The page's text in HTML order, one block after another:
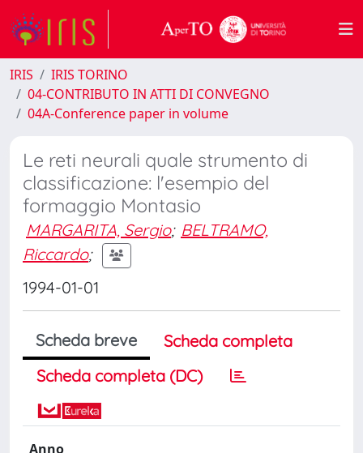
IRIS
IRIS TORINO
04-CONTRIBUTO IN ATTI DI CONVEGNO
04A-Conference paper in volume
Le reti neurali quale strumento di
classificazione: l'esempio del
formaggio Montasio
MARGARITA, Sergio; BELTRAMO,
Riccardo;
1994-01-01
Scheda breve
Scheda completa
Scheda completa (DC)
Anno